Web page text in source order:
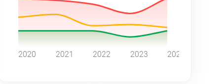
2020 2021 2022 2023 2024